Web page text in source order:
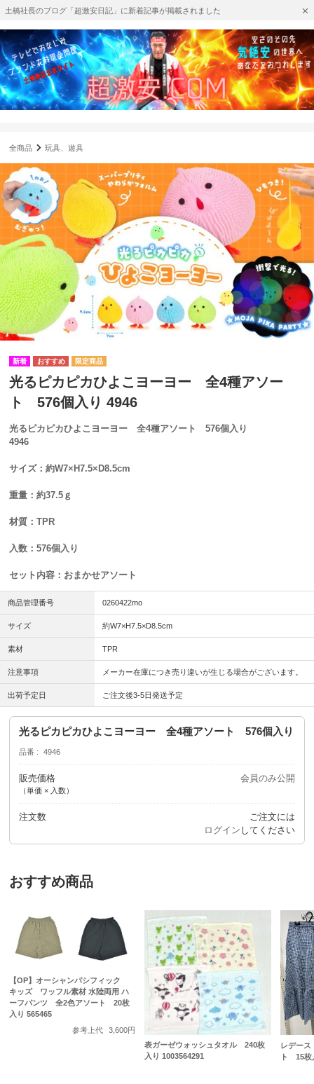
土橋社長のブログ「超激安日記」に新着記事が掲載されました
全商品 玩具、遊具
光るピカピカひよこヨーヨー 全4種アソー
ト 576個入り 4946
光るピカピカひよこヨーヨー 全4種アソート 576個入り
4946
サイズ：約W7×H7.5×D8.5cm
重量：約37.5ｇ
材質：TPR
入数：576個入り
セット内容：おまかせアソート
商品管理番号 0260422mo
サイズ 約W7×H7.5×D8.5cm
素材 TPR
注意事項 メーカー在庫につき売り違いが生じる場合がございます。
出荷予定日 ご注文後3-5日発送予定
光るピカピカひよこヨーヨー 全4種アソート 576個入り
品番 4946
販売価格
（単価 × 入数）
会員のみ公開
注文数
ご注文には
ログイン してください
おすすめ商品
【OP】オーシャンパシフィック
キッズ ワッフル素材 水陸両用 ハ
ーフパンツ 全2色アソート 20枚
入り 565465
参考上代
3,600円
表ガーゼウォッシュタオル 240枚
入り 1003564291
レデー
ト 15枚